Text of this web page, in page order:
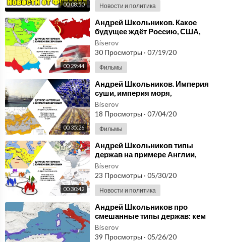
00:08:50 Новости и политика
00:29:44
⁣Андрей Школьников. Какое
будущее ждёт Россию, США,
Китай? Прогноз борьбы Китая,
США и России
Biserov
30 Просмотры · 07/19/20
Фильмы
00:35:26
⁣Андрей Школьников. Империя
суши, империя моря,
геостратегический игрок: Россия,
Англия, Древний Рим
Biserov
18 Просмотры · 07/04/20
Фильмы
00:30:42
⁣Андрей Школьников типы
держав на примере Англии,
Испании, России, Германии,
Коминтерна, Фининтерна
Biserov
23 Просмотры · 05/30/20
Новости и политика
⁣Андрей Школьников про
смешанные типы держав: кем
стал Древний Рим после победы
над Карфагеном?
Biserov
39 Просмотры · 05/26/20